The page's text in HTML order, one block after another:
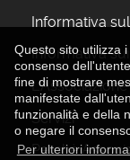
Questo sito utilizza
consenso
fine di mostrare
manifestate
funzionalità e della
o negare il
Per ulteriori
Informativa
Informativa
L'Associazione
Servizi
Perchè